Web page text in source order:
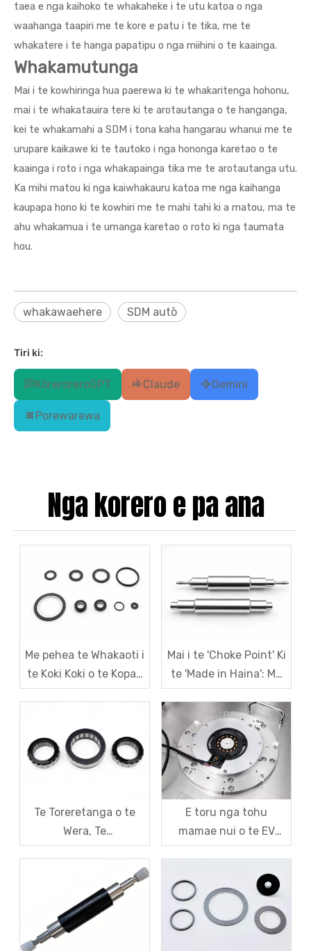
taea e nga kaihoko te whakaheke i te utu katoa o nga
waahanga taapiri me te kore e patu i te tika, me te
whakatere i te hanga papatipu o nga miihini o te kaainga.
Whakamutunga
Mai i te kowhiringa hua paerewa ki te whakaritenga hohonu,
mai i te whakatauira tere ki te arotautanga o te hanganga,
kei te whakamahi a SDM i tona kaha hangarau whanui me te
urupare kaikawe ki te tautoko i nga hononga karetao o te
kaainga i roto i nga whakapainga tika me te arotautanga utu.
Ka mihi matou ki nga kaiwhakauru katoa me nga kaihanga
kaupapa hono ki te kowhiri me te mahi tahi ki a matou, ma te
ahu whakamua i te umanga karetao o roto ki nga taumata
hou.
whakawaehere SDM autō
Tiri ki:
KōreroreroGPT Claude Gemini
Porewarewa
Nga korero e pa ana
Me pehea te Whakaoti i
te Koki Koki o te Kopae
Waehere Aukume i roto
Robot Aukume?
Mai i te 'Choke Point' Ki
te 'Made in Haina': Me
pehea te SDM e hangai
ai i te kaha o te kainga i
roto i nga Rotors
Motukini Whakawhiti
Aukume.
Te Toreretanga o te
Wera, Te
Whakakotahitanga, Me
nga Wero Utu mo nga
Motika Roopu Anga-
kore
E toru nga tohu
mamae nui o te EV
Resolver Sensors: Ko te
waenga i te tika, te
whakatikatika me te
utu.